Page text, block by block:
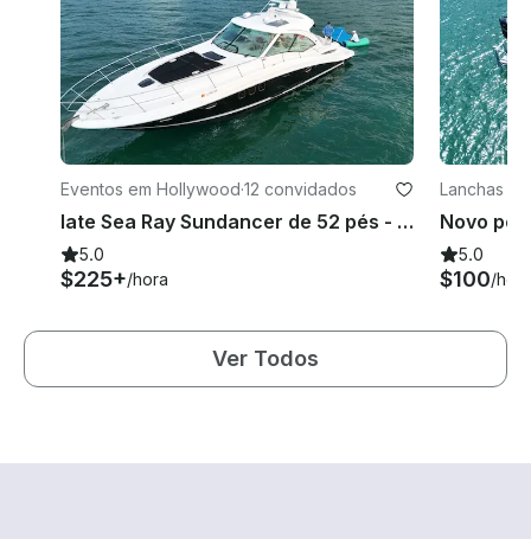
Eventos em Hollywood·12 convidados
Iate Sea Ray Sundancer de 52 pés - Espaço para 13 convidados
5.0
$225+/hora
Lanchas
5.0
$100/hora
Ver Todos